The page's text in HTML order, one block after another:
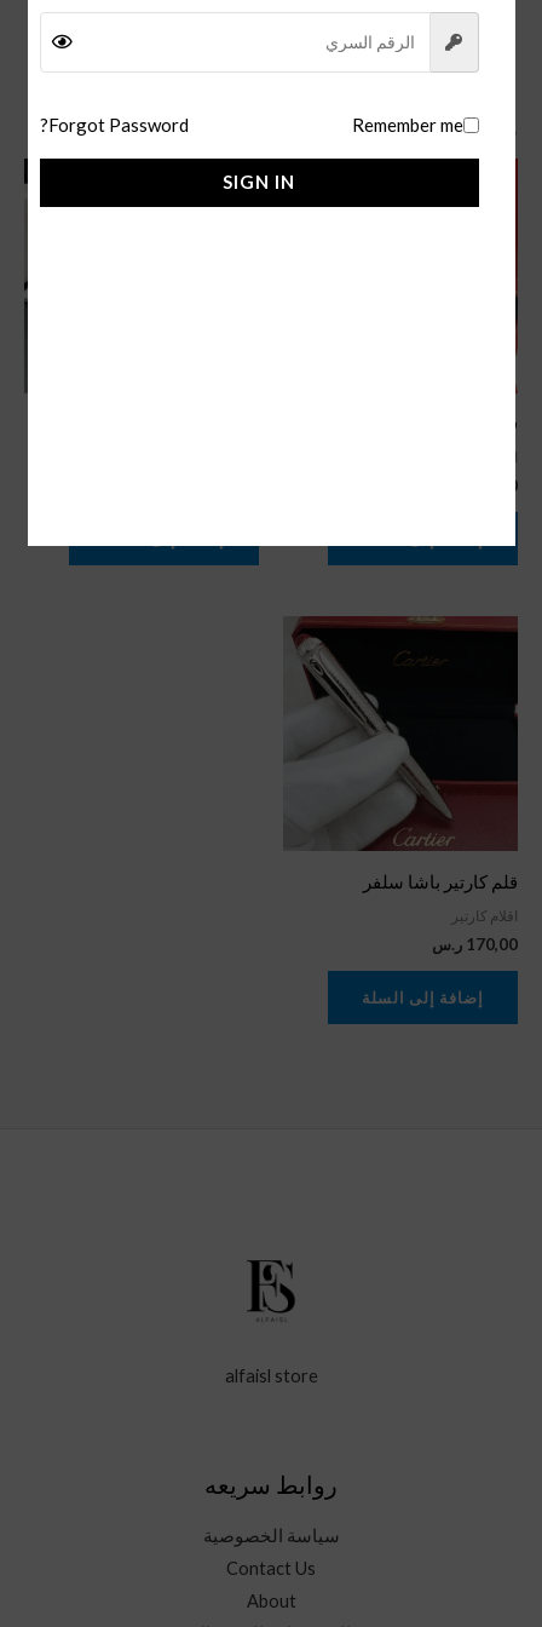
منتجات ذات صلة
قلم كارتير سانتوس مطفي
اقلام كارتير
180,00
قلم كارتير باشا سلفر
اقلام كارتير
170,00 ر.س
إضافة إلى السلة
alfaisl store
روابط سريعه
سياسة الخصوصية
Contact Us
About
Remember me
Forgot Password?
SIGN IN